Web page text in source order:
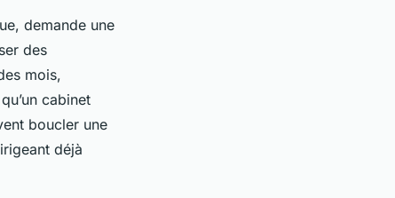
demande une
des
mois,
cabinet
boucler une
déjà